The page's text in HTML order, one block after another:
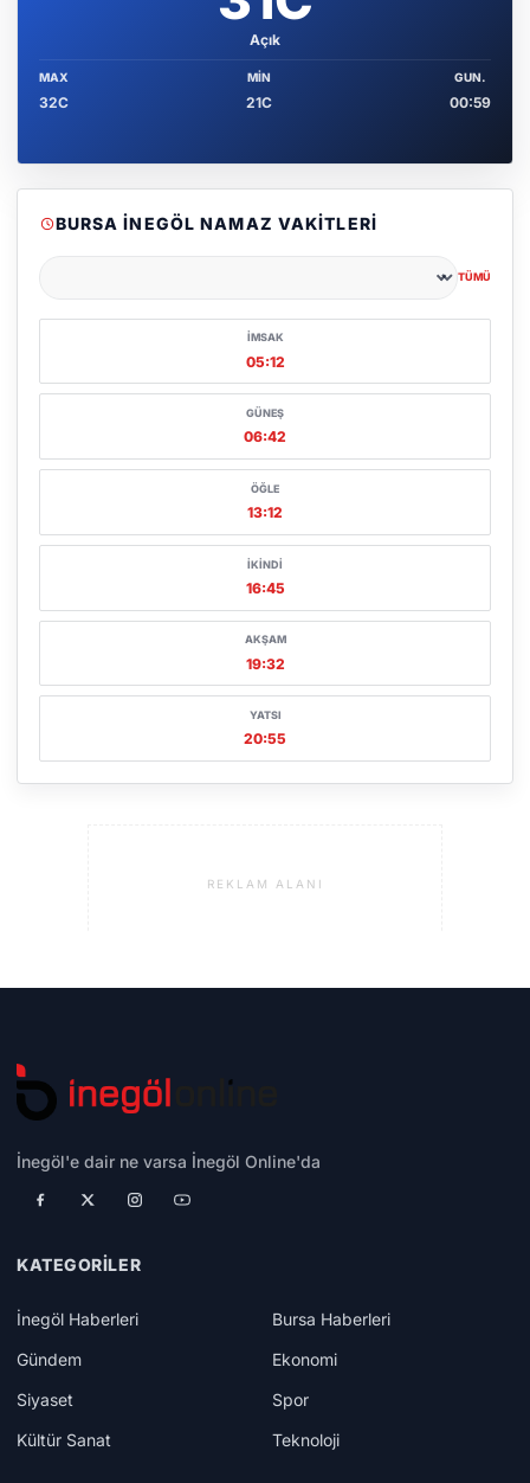
Açık
MAX
32C
MIN
21C
GUN.
00:59
BURSA İNEGÖL NAMAZ VAKITLERI
TÜMÜ
İMSAK
05:12
GÜNEŞ
06:42
ÖĞLE
13:12
İKINDI
16:45
AKŞAM
19:32
YATSI
20:55
REKLAM ALANI
İnegöl'e dair ne varsa İnegöl Online'da
KATEGORILER
İnegöl Haberleri
Bursa Haberleri
Gündem
Ekonomi
Siyaset
Spor
Kültür Sanat
Teknoloji